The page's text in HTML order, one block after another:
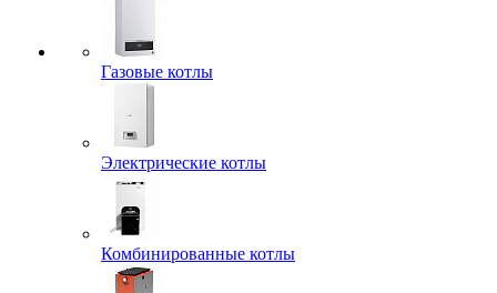
Газовые котлы
Электрические котлы
Комбинированные котлы